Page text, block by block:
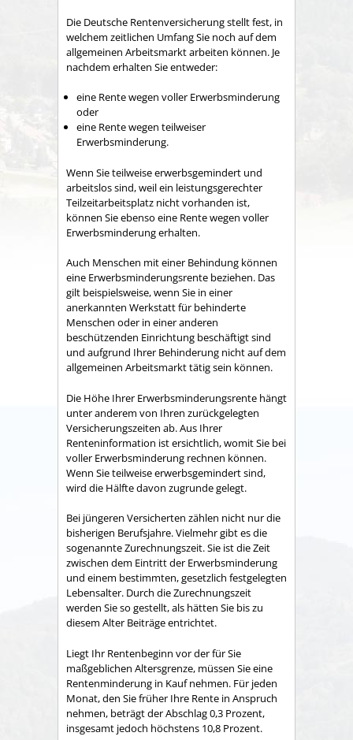
Die Deutsche Rentenversicherung stellt fest, in
welchem zeitlichen Umfang Sie noch auf dem
allgemeinen Arbeitsmarkt arbeiten können. Je
nachdem erhalten Sie entweder:
eine Rente wegen voller Erwerbsminderung
oder
eine Rente wegen teilweiser
Erwerbsminderung.
Wenn Sie teilweise erwerbsgemindert und
arbeitslos sind, weil ein leistungsgerechter
Teilzeitarbeitsplatz nicht vorhanden ist,
können Sie ebenso eine Rente wegen voller
Erwerbsminderung erhalten.
Auch Menschen mit einer Behindung können
eine Erwerbsminderungsrente beziehen. Das
gilt beispielsweise, wenn Sie in einer
anerkannten Werkstatt für behinderte
Menschen oder in einer anderen
beschützenden Einrichtung beschäftigt sind
und aufgrund Ihrer Behinderung nicht auf dem
allgemeinen Arbeitsmarkt tätig sein können.
Die Höhe Ihrer Erwerbsminderungsrente hängt
unter anderem von Ihren zurückgelegten
Versicherungszeiten ab. Aus Ihrer
Renteninformation ist ersichtlich, womit Sie bei
voller Erwerbsminderung rechnen können.
Wenn Sie teilweise erwerbsgemindert sind,
wird die Hälfte davon zugrunde gelegt.
Bei jüngeren Versicherten zählen nicht nur die
bisherigen Berufsjahre. Vielmehr gibt es die
sogenannte Zurechnungszeit. Sie ist die Zeit
zwischen dem Eintritt der Erwerbsminderung
und einem bestimmten, gesetzlich festgelegten
Lebensalter. Durch die Zurechnungszeit
werden Sie so gestellt, als hätten Sie bis zu
diesem Alter Beiträge entrichtet.
Liegt Ihr Rentenbeginn vor der für Sie
maßgeblichen Altersgrenze, müssen Sie eine
Rentenminderung in Kauf nehmen. Für jeden
Monat, den Sie früher Ihre Rente in Anspruch
nehmen, beträgt der Abschlag 0,3 Prozent,
insgesamt jedoch höchstens 10,8 Prozent.